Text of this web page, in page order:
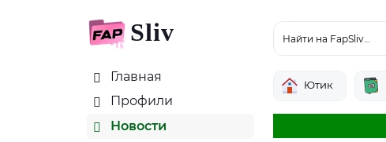
Sliv
Главная
Профили
Новости
Найти на FapSliv…
Ютик